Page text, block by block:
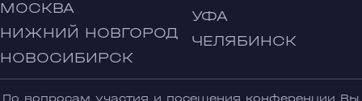
МОСКВА
НИЖНИЙ НОВГОРОД
НОВОСИБИРСК
УФА
ЧЕЛЯБИНСК
По вопросам участия и посещения конференции Вы